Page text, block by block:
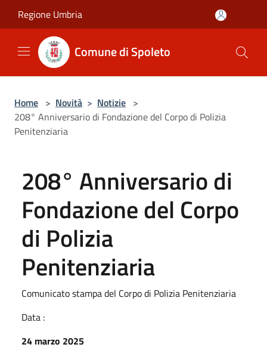
Regione Umbria
Comune di Spoleto
Home > Novità > Notizie >
208° Anniversario di Fondazione del Corpo di Polizia
Penitenziaria
208° Anniversario di
Fondazione del Corpo
di Polizia
Penitenziaria
Comunicato stampa del Corpo di Polizia Penitenziaria
Data :
24 marzo 2025